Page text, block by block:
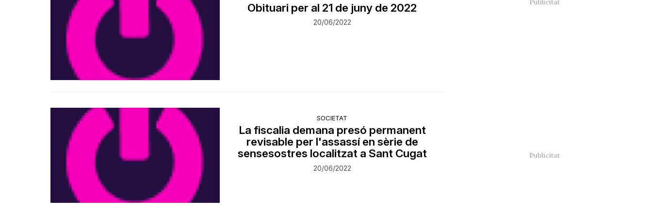
Obituari per al 21 de juny de 2022
20/06/2022
SOCIETAT
La fiscalia demana presó permanent
revisable per l'assassí en sèrie de
sensesostres localitzat a Sant Cugat
20/06/2022